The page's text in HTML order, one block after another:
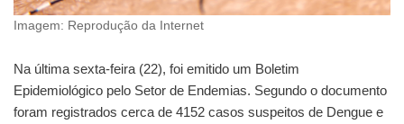
Imagem: Reprodução da Internet
Na última sexta-feira (22), foi emitido um Boletim
Epidemiológico pelo Setor de Endemias. Segundo o documento
foram registrados cerca de 4152 casos suspeitos de Dengue e